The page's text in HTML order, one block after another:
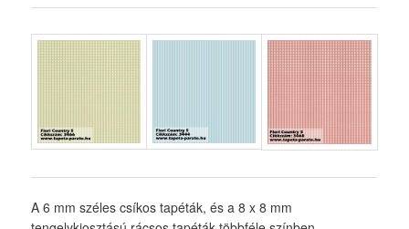
A 6 mm széles csíkos tapéták, és a 8 x 8 mm